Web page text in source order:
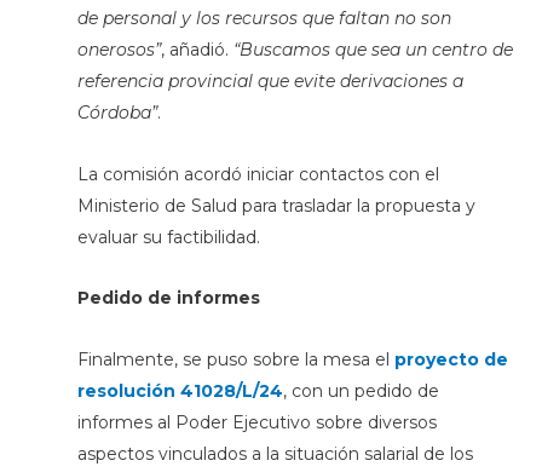
de personal y los recursos que faltan no son
onerosos”, añadió. “Buscamos que sea un centro de
referencia provincial que evite derivaciones a
Córdoba”.
La comisión acordó iniciar contactos con el
Ministerio de Salud para trasladar la propuesta y
evaluar su factibilidad.
Pedido de informes
Finalmente, se puso sobre la mesa el proyecto de
resolución 41028/L/24, con un pedido de
informes al Poder Ejecutivo sobre diversos
aspectos vinculados a la situación salarial de los